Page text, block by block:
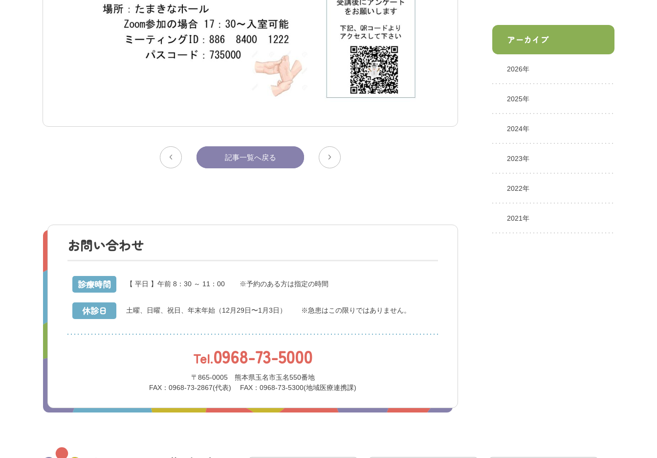
記事一覧へ戻る
お問い合わせ
診療時間 【 平日 】午前 8：30 ～ 11：00 ※予約のある方は指定の時間
休診日 土曜、日曜、祝日、年末年始 （12月29日〜1月3日） ※急患はこの限りではありません。
Tel.0968-73-5000
〒865-0005 熊本県玉名市玉名550番地
FAX：0968-73-2867(代表)
FAX：0968-73-5300(地域医療連携課)
アーカイブ
2026年
2025年
2024年
2023年
2022年
2021年
くまもと県北病院会議室等使用規則（word） くまもと県北病院会議室等使用規則（pdf）
利害関係者との接触等に関する届出書（word）